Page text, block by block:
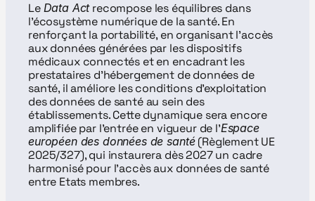
Le Data Act recompose les équilibres dans
l’écosystème numérique de la santé. En
renforçant la portabilité, en organisant l’accès
aux données générées par les dispositifs
médicaux connectés et en encadrant les
prestataires d’hébergement de données de
santé, il améliore les conditions d’exploitation
des données de santé au sein des
établissements. Cette dynamique sera encore
amplifiée par l’entrée en vigueur de l’Espace
européen des données de santé (Règlement UE
2025/327), qui instaurera dès 2027 un cadre
harmonisé pour l’accès aux données de santé
entre Etats membres.